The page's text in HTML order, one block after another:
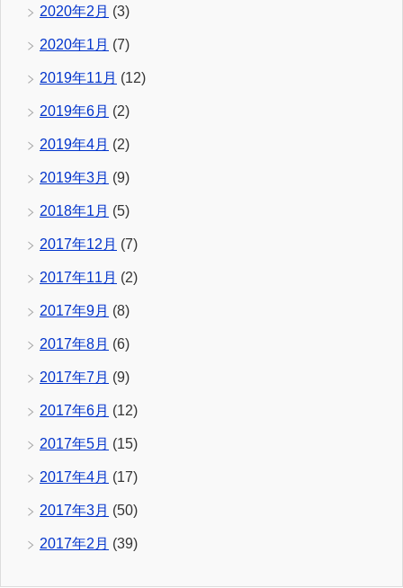
2020年2月 (3)
2020年1月 (7)
2019年11月 (12)
2019年6月 (2)
2019年4月 (2)
2019年3月 (9)
2018年1月 (5)
2017年12月 (7)
2017年11月 (2)
2017年9月 (8)
2017年8月 (6)
2017年7月 (9)
2017年6月 (12)
2017年5月 (15)
2017年4月 (17)
2017年3月 (50)
2017年2月 (39)